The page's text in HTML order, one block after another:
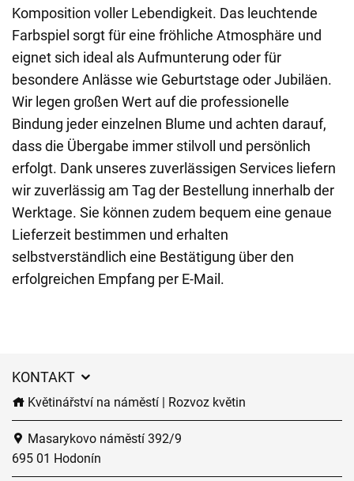
Komposition voller Lebendigkeit. Das leuchtende
Farbspiel sorgt für eine fröhliche Atmosphäre und
eignet sich ideal als Aufmunterung oder für
besondere Anlässe wie Geburtstage oder Jubiläen.
Wir legen großen Wert auf die professionelle
Bindung jeder einzelnen Blume und achten darauf,
dass die Übergabe immer stilvoll und persönlich
erfolgt. Dank unseres zuverlässigen Services liefern
wir zuverlässig am Tag der Bestellung innerhalb der
Werktage. Sie können zudem bequem eine genaue
Lieferzeit bestimmen und erhalten
selbstverständlich eine Bestätigung über den
erfolgreichen Empfang per E-Mail.
KONTAKT
Květinářství na náměstí | Rozvoz květin
Masarykovo náměstí 392/9
695 01 Hodonín